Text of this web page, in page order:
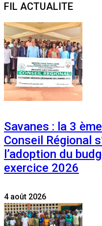
FIL ACTUALITE
Savanes : la 3
Conseil Régional
l’adoption du
exercice 2026
4 août 2026